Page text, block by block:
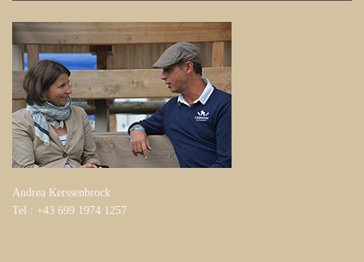
Andrea Kerssenbrock
Tel : +43 699 1974 1257